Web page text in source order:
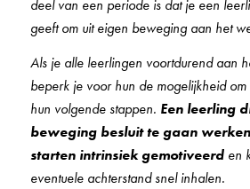
deel van een periode is dat je een
geeft om uit eigen beweging aan het
Als je alle leerlingen voortdurend aan
beperk je voor hun de mogelijkheid
hun volgende stappen. Een leerling
beweging besluit te gaan
starten intrinsiek gemotiveerden
eventuele achterstand snel inhalen.